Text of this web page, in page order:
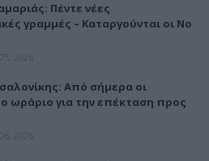
Πέντε νέες
γραμμές – Καταργούνται οι Νο
Από σήμερα οι
ωράριο για την επέκταση προς